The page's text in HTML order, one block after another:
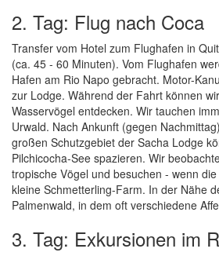
2. Tag: Flug nach Coca
Transfer vom Hotel zum Flughafen in
(ca. 45 - 60 Minuten). Vom Flughafen
Hafen am Rio Napo gebracht. Motor-
zur Lodge. Während der Fahrt können
Wasservögel entdecken. Wir tauchen
Urwald. Nach Ankunft (gegen
großen Schutzgebiet der Sacha Lodge
Pilchicocha-See spazieren. Wir
tropische Vögel und besuchen - wenn
kleine Schmetterling-Farm. In der Nähe
Palmenwald, in dem oft verschiedene
3. Tag: Exkursionen im